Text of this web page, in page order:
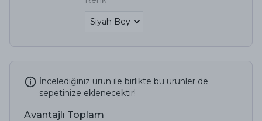
İncelediğiniz ürün ile birlikte bu ürünler de
sepetinize eklenecektir!
Avantajlı Toplam